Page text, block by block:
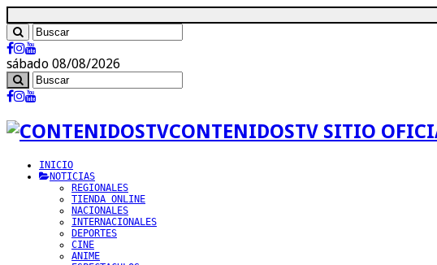
sábado 08/08/2026
CONTENIDOSTV SITIO
INICIO
NOTICIAS
REGIONALES
TIENDA ONLINE
NACIONALES
INTERNACIONALES
DEPORTES
CINE
ANIME